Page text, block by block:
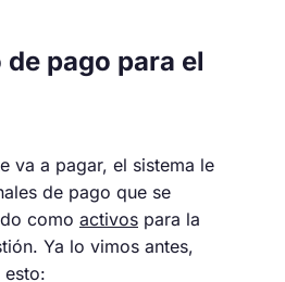
de pago para el
va a pagar, el sistema le
de pago que se
como activos para la
Ya lo vimos antes,
esto: